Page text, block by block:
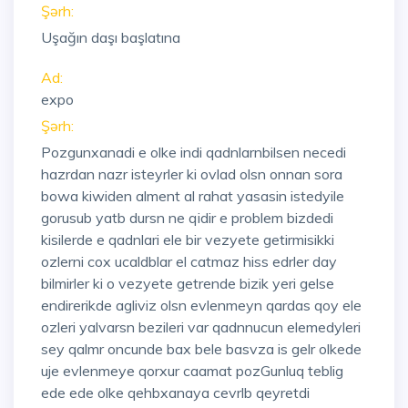
Şərh:
Uşağın daşı başlatına
Ad:
expo
Şərh:
Pozgunxanadi e olke indi qadnlarnbilsen necedi
hazrdan nazr isteyrler ki ovlad olsn onnan sora
bowa kiwiden alment al rahat yasasin istedyile
gorusub yatb dursn ne qidir e problem bizdedi
kisilerde e qadnlari ele bir vezyete getirmisikki
ozlerni cox ucaldblar el catmaz hiss edrler day
bilmirler ki o vezyete getrende bizik yeri gelse
endirerikde agliviz olsn evlenmeyn qardas qoy ele
ozleri yalvarsn bezileri var qadnnucun elemedyleri
sey qalmr oncunde bax bele basvza is gelr olkede
uje evlenmeye qorxur caamat pozGunluq teblig
ede ede olke qehbxanaya cevrlb qeyretdi